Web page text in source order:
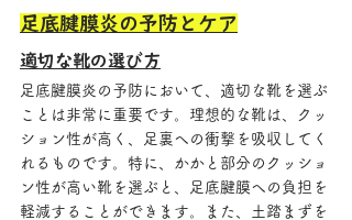
足底腱膜炎の予防とケア
適切な靴の選び方
足底腱膜炎の予防において、適切な靴を選ぶ
ことは非常に重要です。理想的な靴は、クッ
ション性が高く、足裏への衝撃を吸収してく
れるものです。特に、かかと部分のクッショ
ン性が高い靴を選ぶと、足底腱膜への負担を
軽減することができます。また、土踏まずを